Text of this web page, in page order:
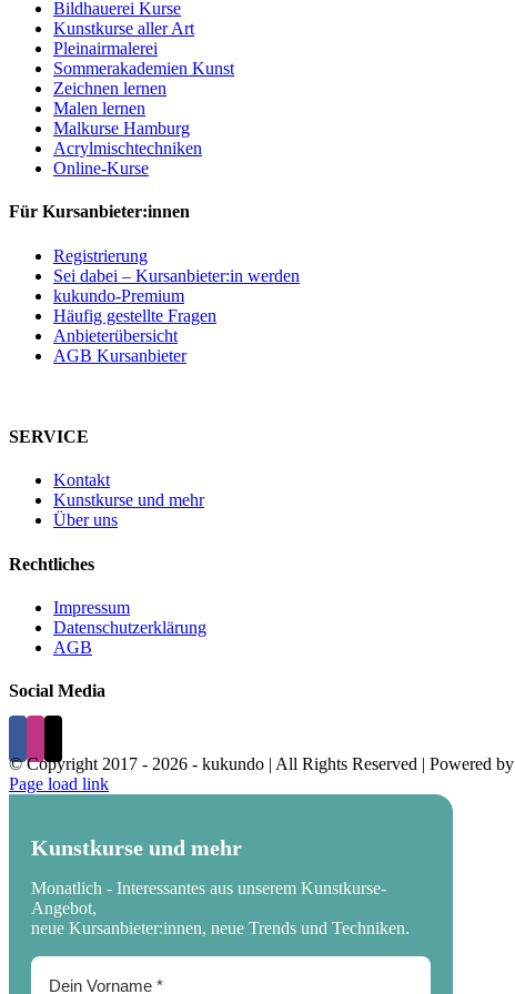
Bildhauerei Kurse
Kunstkurse aller Art
Pleinairmalerei
Sommerakademien Kunst
Zeichnen lernen
Malen lernen
Malkurse Hamburg
Acrylmischtechniken
Online-Kurse
Für Kursanbieter:innen
Registrierung
Sei dabei – Kursanbieter:in werden
kukundo-Premium
Häufig gestellte Fragen
Anbieterübersicht
AGB Kursanbieter
SERVICE
Kontakt
Kunstkurse und mehr
Über uns
Rechtliches
Impressum
Datenschutzerklärung
AGB
Social Media
© Copyright 2017 - 2026 - kukundo | All Rights Reserved | Powered by
Page load link
Kunstkurse und mehr
Monatlich - Interessantes aus unserem Kunstkurse-
Angebot,
neue Kursanbieter:innen, neue Trends und Techniken.